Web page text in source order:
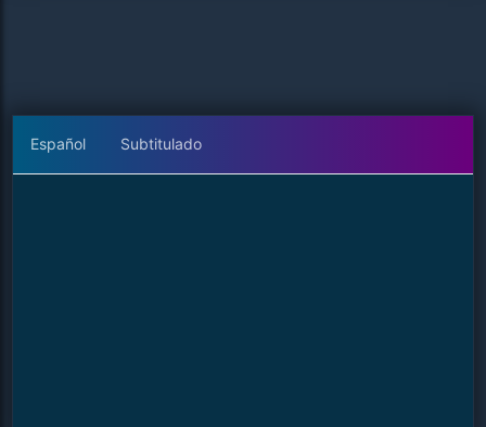
Español Subtitulado